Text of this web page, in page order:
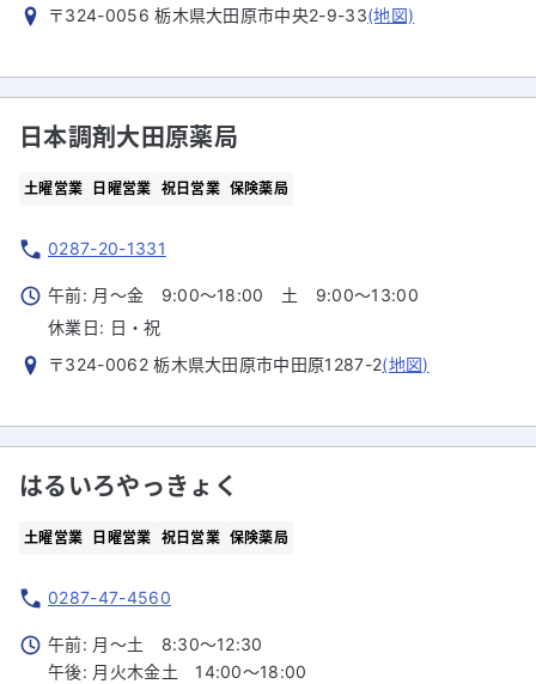
〒324-0056 栃木県大田原市中央2-9-33(地図)
日本調剤大田原薬局
土曜営業 日曜営業 祝日営業 保険薬局
0287-20-1331
午前: 月～金 9:00～18:00 土 9:00～13:00
休業日: 日・祝
〒324-0062 栃木県大田原市中田原1287-2(地図)
はるいろやっきょく
土曜営業 日曜営業 祝日営業 保険薬局
0287-47-4560
午前: 月～土 8:30～12:30
午後: 月火木金土 14:00～18:00